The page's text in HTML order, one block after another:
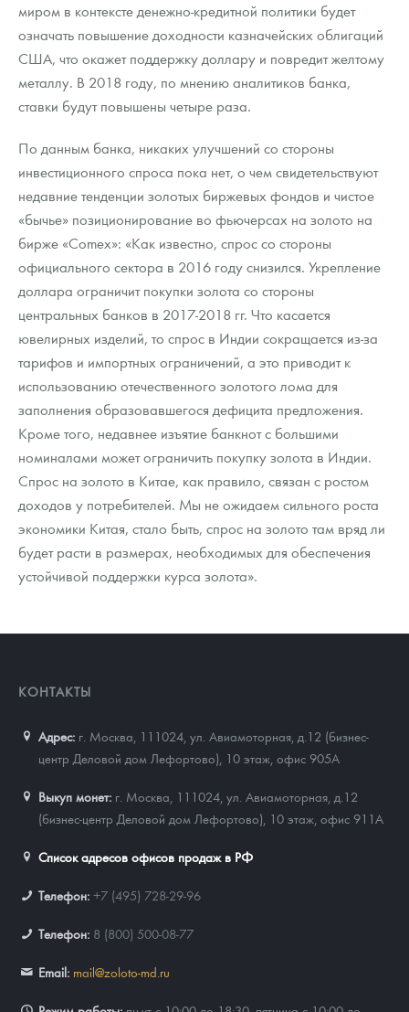
миром в контексте денежно-кредитной политики будет
означать повышение доходности казначейских облигаций
США, что окажет поддержку доллару и повредит желтому
металлу. В 2018 году, по мнению аналитиков банка,
ставки будут повышены четыре раза.
По данным банка, никаких улучшений со стороны
инвестиционного спроса пока нет, о чем свидетельствуют
недавние тенденции золотых биржевых фондов и чистое
«бычье» позиционирование во фьючерсах на золото на
бирже «Comex»: «Как известно, спрос со стороны
официального сектора в 2016 году снизился. Укрепление
доллара ограничит покупки золота со стороны
центральных банков в 2017-2018 гг. Что касается
ювелирных изделий, то спрос в Индии сокращается из-за
тарифов и импортных ограничений, а это приводит к
использованию отечественного золотого лома для
заполнения образовавшегося дефицита предложения.
Кроме того, недавнее изъятие банкнот с большими
номиналами может ограничить покупку золота в Индии.
Спрос на золото в Китае, как правило, связан с ростом
доходов у потребителей. Мы не ожидаем сильного роста
экономики Китая, стало быть, спрос на золото там вряд ли
будет расти в размерах, необходимых для обеспечения
устойчивой поддержки курса золота».
КОНТАКТЫ
Адрес: г. Москва, 111024 ул. Авиамоторная, д.12 (бизнес-
центр Деловой дом Лефортово), 10 этаж, офис 905А
Выкуп монет: г. Москва, 111024, ул. Авиамоторная, д.12
(бизнес-центр Деловой дом Лефортово), 10 этаж, офис 911А
Список адресов офисов продаж в РФ
Телефон: +7 (495) 728-29-96
Телефон: 8 (800) 500-08-77
Email: mail@zoloto-md.ru